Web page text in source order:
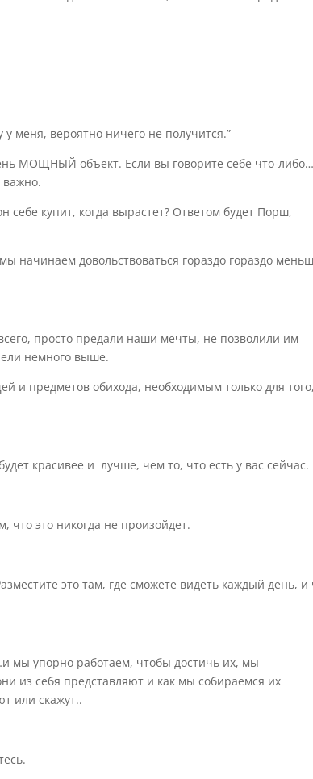
меня, вероятно ничего не получится.”
МОЩНЫЙ объект. Если вы говорите себе что-
важно.
купит, когда вырастет? Ответом будет Порш,
начинаем довольствоваться гораздо гораздо
просто предали наши мечты, не позволили им
немного выше.
предметов обихода, необходимым только для того,
красивее и лучше, чем то, что есть у вас сейчас.
что это никогда не произойдет.
это там, где сможете видеть каждый день, и
и мы упорно работаем, чтобы достичь их, мы
из себя представляют и как мы собираемся их
или скажут..